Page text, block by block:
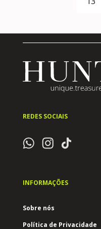
REDES SOCIAIS
INFORMAÇÕES
Sobre nós
Política de Privacidade